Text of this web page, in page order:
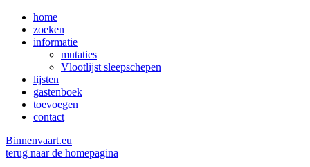
home
zoeken
informatie
mutaties
Vlootlijst sleepschepen
lijsten
gastenboek
toevoegen
contact
Binnenvaart.eu
terug naar de homepagina